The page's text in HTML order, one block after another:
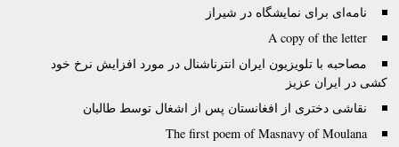
نامه‌ای برای نمایشگاه در شیراز
A copy of the letter
مصاحبه با تلویزیون ایران انترناشنال در مورد افزایش نرخ خود
کشی در ایران عزیز
نقاشی دختری از افغانستان پس از اشغال توسط طالبان
The first poem of Masnavy of Moulana